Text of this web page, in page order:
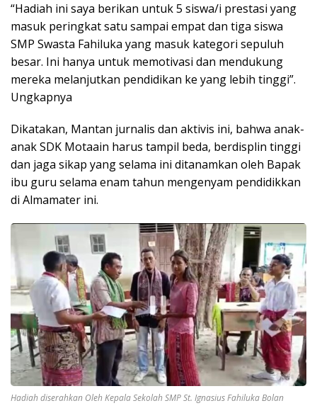
“Hadiah ini saya berikan untuk 5 siswa/i prestasi yang
masuk peringkat satu sampai empat dan tiga siswa
SMP Swasta Fahiluka yang masuk kategori sepuluh
besar. Ini hanya untuk memotivasi dan mendukung
mereka melanjutkan pendidikan ke yang lebih tinggi”.
Ungkapnya
Dikatakan, Mantan jurnalis dan aktivis ini, bahwa anak-
anak SDK Motaain harus tampil beda, berdisplin tinggi
dan jaga sikap yang selama ini ditanamkan oleh Bapak
ibu guru selama enam tahun mengenyam pendidikkan
di Almamater ini.
Hadiah diserahkan Oleh Kepala Sekolah SMP St. Ignasius Fahiluka Bolan